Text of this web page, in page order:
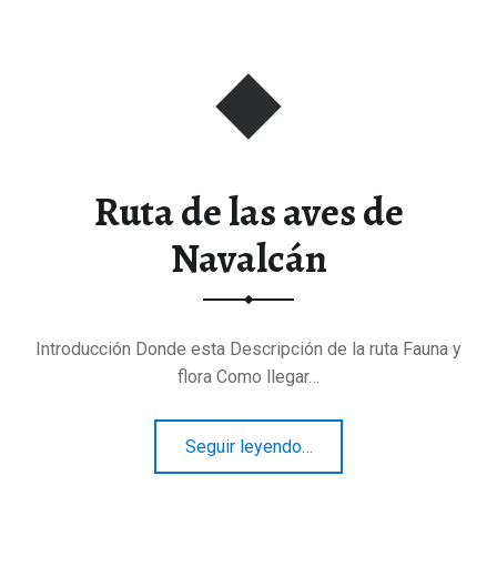
Ruta de las aves de
Navalcán
Introducción Donde esta Descripción de la ruta Fauna y
flora Como llegar…
Seguir leyendo…